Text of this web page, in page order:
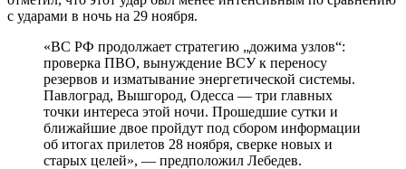
с ударами в ночь на 29 ноября.
«ВС РФ продолжает стратегию „дожима узлов“:
проверка ПВО, вынуждение ВСУ к переносу
резервов и изматывание энергетической системы.
Павлоград, Вышгород, Одесса — три главных
точки интереса этой ночи. Прошедшие сутки и
ближайшие двое пройдут под сбором информации
об итогах прилетов 28 ноября, сверке новых и
старых целей», — предположил Лебедев.